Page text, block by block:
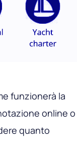
funzionerà la
online o
quanto